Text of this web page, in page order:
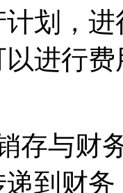
划，
进行
存与财
到财